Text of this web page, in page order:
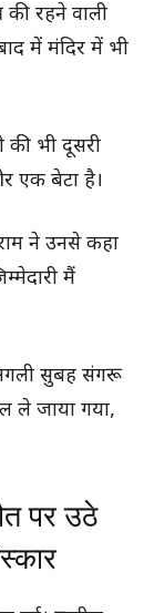
की रहने वाली
में मंदिर में भी
की भी दूसरी
एक बेटा है।
ने उनसे कहा
मैं
सुबह संगरू
ले जाया गया,
पर उठे